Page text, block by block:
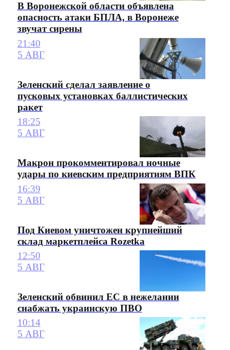
В Воронежской области объявлена
опасность атаки БПЛА, в Воронеже
звучат сирены
21:40
5 АВГ
Зеленский сделал заявление о
пусковых установках баллистических
ракет
18:25
5 АВГ
Макрон прокомментировал ночные
удары по киевским предприятиям ВПК
16:39
5 АВГ
Под Киевом уничтожен крупнейший
склад маркетплейса Rozetka
12:50
5 АВГ
Зеленский обвинил ЕС в нежелании
снабжать украинскую ПВО
10:14
5 АВГ